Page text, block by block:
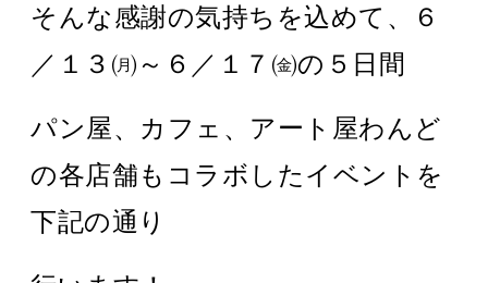
そんな感謝の気持ちを込めて、６
／１３㈪～６／１７㈮の５日間
パン屋、カフェ、アート屋わんど
の各店舗もコラボしたイベントを
下記の通り